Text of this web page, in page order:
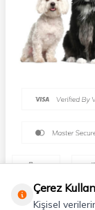
Çerez
Kişisel